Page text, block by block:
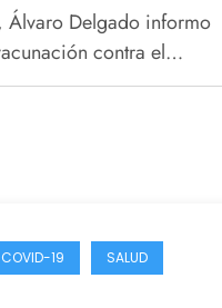
Álvaro Delgado informo
contra el…
COVID-19 SALUD